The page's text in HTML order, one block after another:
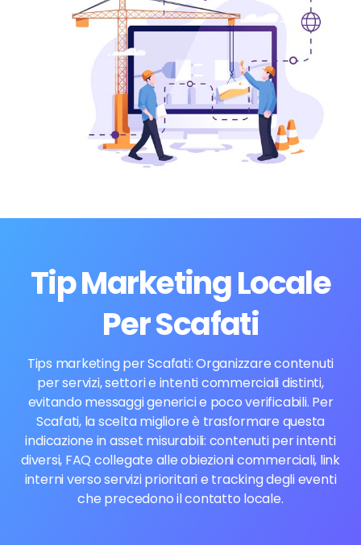
Tip Marketing Locale
Per Scafati
Tips marketing per Scafati: Organizzare contenuti
per servizi, settori e intenti commerciali distinti,
evitando messaggi generici e poco verificabili. Per
Scafati, la scelta migliore è trasformare questa
indicazione in asset misurabili: contenuti per intenti
diversi, FAQ collegate alle obiezioni commerciali, link
interni verso servizi prioritari e tracking degli eventi
che precedono il contatto locale.